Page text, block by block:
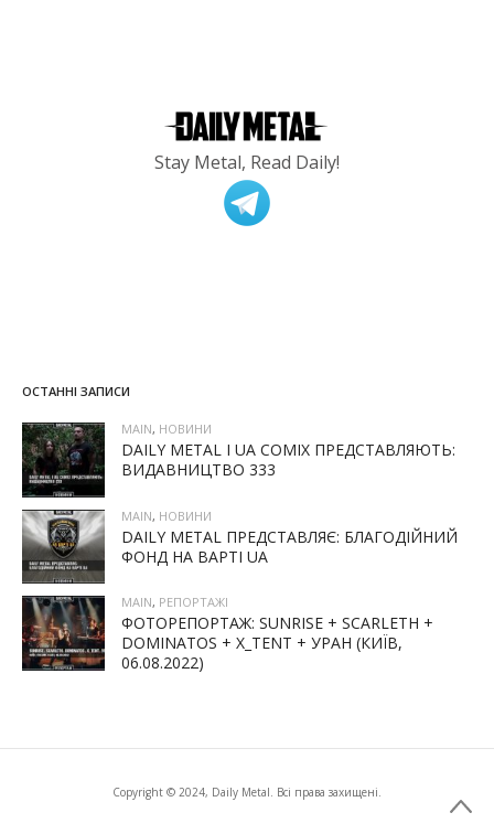
Stay Metal, Read Daily!
ОСТАННІ ЗАПИСИ
MAIN, НОВИНИ
DAILY METAL І UA COMIX ПРЕДСТАВЛЯЮТЬ:
ВИДАВНИЦТВО 333
MAIN, НОВИНИ
DAILY METAL ПРЕДСТАВЛЯЄ: БЛАГОДІЙНИЙ
ФОНД НА ВАРТІ UA
MAIN, РЕПОРТАЖІ
ФОТОРЕПОРТАЖ: SUNRISE + SCARLETH +
DOMINATOS + X_TENT + УРАН (КИЇВ,
06.08.2022)
Copyright © 2024, Daily Metal. Всі права захищені.